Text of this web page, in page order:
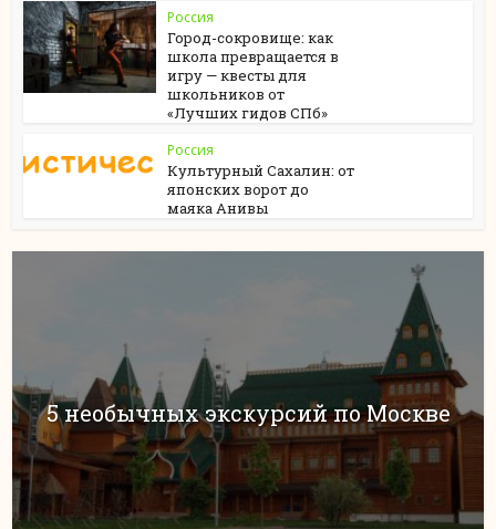
Россия
Город-сокровище: как
школа превращается в
игру — квесты для
школьников от
«Лучших гидов СПб»
Россия
Культурный Сахалин: от
японских ворот до
маяка Анивы
5 необычных экскурсий по Москве